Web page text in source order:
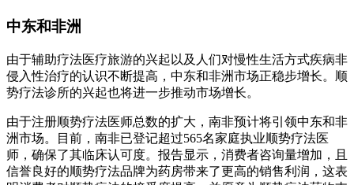
中东和非洲
由于辅助疗法医疗旅游的兴起以及人们对慢性生活方式疾病非
侵入性治疗的认识不断提高，中东和非洲市场正稳步增长。顺
势疗法诊所的兴起也将进一步推动市场增长。
由于注册顺势疗法医师总数的扩大，南非预计将引领中东和非
洲市场。目前，南非已登记超过565名家庭执业顺势疗法医
师，确保了其临床认可度。报告显示，消费者咨询量增加，且
信誉良好的顺势疗法品牌为药房带来了更高的销售利润，这表